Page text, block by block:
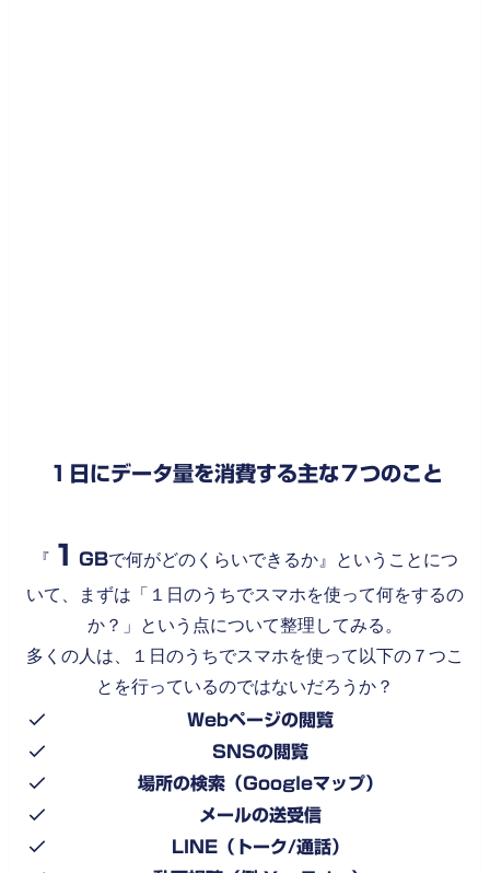
１日にデータ量を消費する主な７つのこと
『 １ GBで何がどのくらいできるか』ということにつ
いて、まずは「１日のうちでスマホを使って何をするの
か？」という点について整理してみる。
多くの人は、１日のうちでスマホを使って以下の７つこ
とを行っているのではないだろうか？
Webページの閲覧
SNSの閲覧
場所の検索（Googleマップ）
メールの送受信
LINE（トーク/通話）